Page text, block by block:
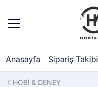
Anasayfa Sipariş Takibi
HOBİ & DENEY